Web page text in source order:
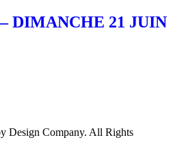
DIMANCHE 21 JUIN
Design Company. All Rights